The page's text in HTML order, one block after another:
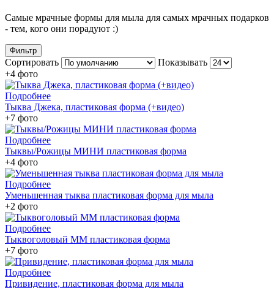
Самые мрачные формы для мыла для самых мрачных подарков
- тем, кого они порадуют :)
Фильтр
Сортировать
Показывать
+4 фото
Подробнее
Тыква Джека, пластиковая форма (+видео)
+7 фото
Подробнее
Тыквы/Рожицы МИНИ пластиковая форма
+4 фото
Подробнее
Уменьшенная тыква пластиковая форма для мыла
+2 фото
Подробнее
Тыквоголовый ММ пластиковая форма
+7 фото
Подробнее
Привидение, пластиковая форма для мыла